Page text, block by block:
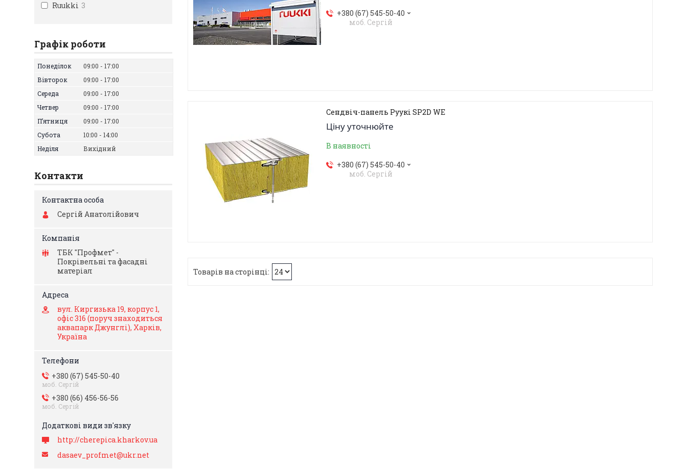
+380 (67) 545-50-40
моб. Сергій
Сендвіч-панель Руукі SP2D WE
Ціну уточнюйте
В наявності
+380 (67) 545-50-40
моб. Сергій
Ruukki 3
Графік роботи
Понеділок 09:00
17:00
Вівторок
09:00
17:00
Середа
09:00
17:00
Четвер
09:00
17:00
Пʼятниця
09:00
17:00
Субота
10:00
14:00
Неділя
Вихідний
Контакти
Сергій Анатолійович
ТБК "Профмет" -
Покрівельні та фасадні
матеріал
вул. Киргизька 19, корпус 1,
офіс 316 (поруч знаходиться
аквапарк Джунглі), Харків,
Україна
+380 (67) 545-50-40
моб. Сергій
+380 (66) 456-56-56
моб. Сергій
http://cherepica.kharkov.ua
dasaev_profmet@ukr.net